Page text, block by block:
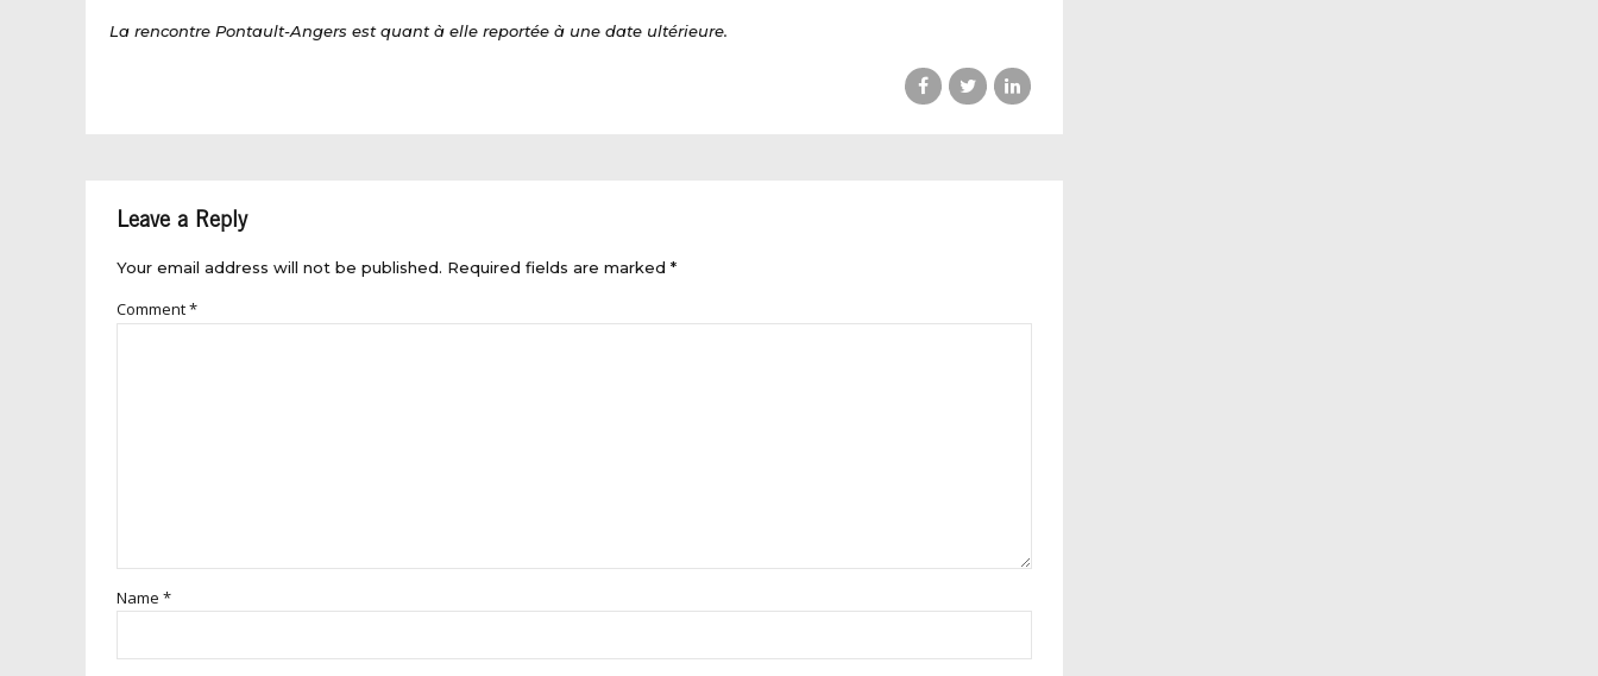
La rencontre Pontault-Angers est quant à elle reportée à une date ultérieure.
Leave a Reply
Your email address will not be published. Required fields are marked *
Comment*
Name *